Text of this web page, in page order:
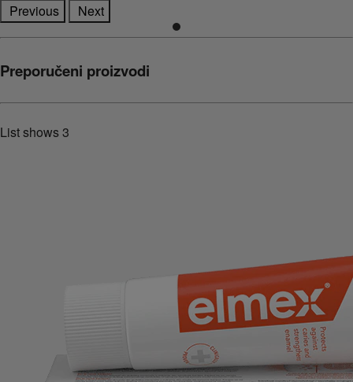
Previous
Next
Preporučeni proizvodi
List shows3